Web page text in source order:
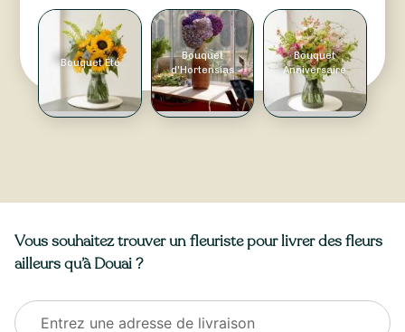
Bouquet Été
Bouquet
d'Hortensias
Bouquet
Anniversaire
Vous souhaitez trouver un fleuriste pour livrer des fleurs
ailleurs qu’à Douai ?